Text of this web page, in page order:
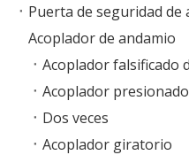
Acoplador de andamio
Acoplador presionado
Dos veces
Acoplador giratorio